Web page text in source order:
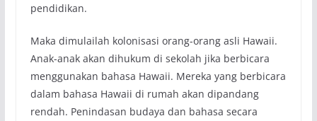
pendidikan.
Maka dimulailah kolonisasi orang-orang asli Hawaii.
Anak-anak akan dihukum di sekolah jika berbicara
menggunakan bahasa Hawaii. Mereka yang berbicara
dalam bahasa Hawaii di rumah akan dipandang
rendah. Penindasan budaya dan bahasa secara